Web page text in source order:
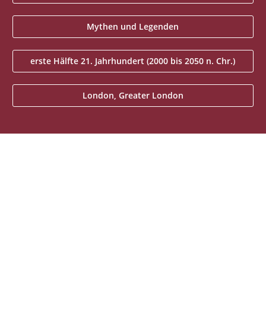
Mythen und Legenden
erste Hälfte 21. Jahrhundert (2000 bis 2050 n. Chr.)
London, Greater London